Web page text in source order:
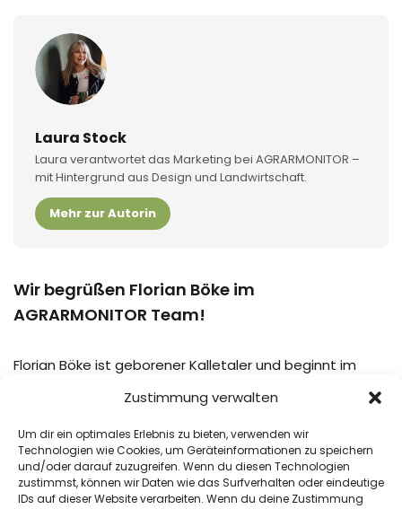
Zustimmung verwalten
Um dir ein optimales Erlebnis zu bieten, verwenden wir
Technologien wie Cookies, um Geräteinformationen zu speichern
und/oder darauf zuzugreifen. Wenn du diesen Technologien
zustimmst, können wir Daten wie das Surfverhalten oder eindeutige
IDs auf dieser Website verarbeiten. Wenn du deine Zustimmung
Laura Stock
Laura verantwortet das Marketing bei AGRARMONITOR –
mit Hintergrund aus Design und Landwirtschaft.
Mehr zur Autorin
Wir begrüßen Florian Böke im
AGRARMONITOR Team!
Florian Böke ist geborener Kalletaler und beginnt im
Wirtschaftsinformatiker. Bereits als Praktikant hat
Florian sein Können unter Beweis gestellt und wird in
Zukunft unsere Softwareentwickler bei der
Weiterentwicklung von AGRARMONITOR unterstützen.